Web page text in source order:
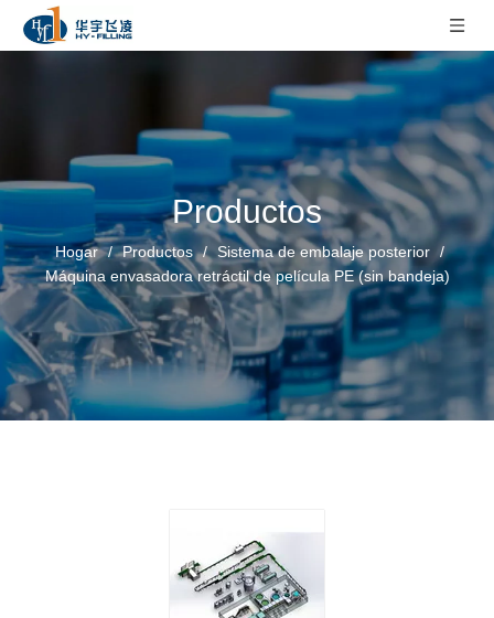
Productos
Hogar / Productos / Sistema de embalaje posterior /
Máquina envasadora retráctil de película PE (sin bandeja)